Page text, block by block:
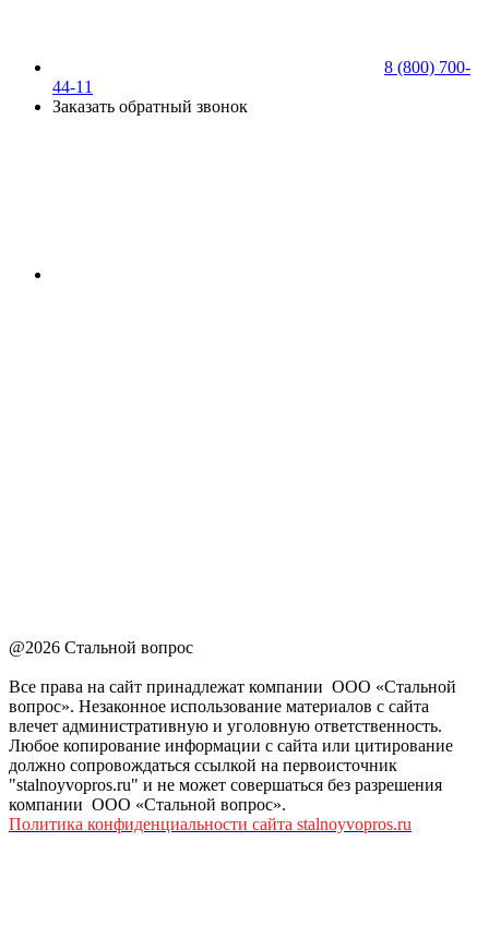
8 (800) 700-
44-11
Заказать обратный звонок
@2026 Стальной вопрос
Все права на сайт принадлежат компании ООО «Стальной
вопрос». Незаконное использование материалов с сайта
влечет административную и уголовную ответственность.
Любое копирование информации с сайта или цитирование
должно сопровождаться ссылкой на первоисточник
"stalnoyvopros.ru" и не может совершаться без разрешения
компании ООО «Стальной вопрос».
Политика конфиденциальности сайта stalnoyvopros.ru